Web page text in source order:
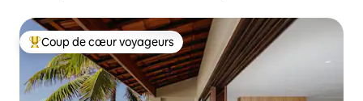
Coups de cœur voyageurs les plus appréciés
Coup de cœur voyageurs